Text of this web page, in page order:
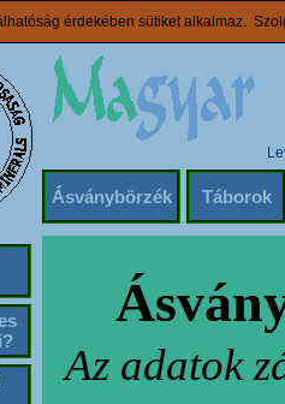
érdekében sütiket alkalmaz.
Ásványbörzék Táborok
Az adatok